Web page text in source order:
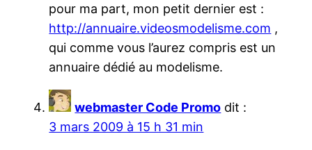
pour ma part, mon petit dernier est :
http://annuaire.videosmodelisme.com ,
qui comme vous l’aurez compris est un
annuaire dédié au modelisme.
webmaster Code Promo dit :
3 mars 2009 à 15 h 31 min